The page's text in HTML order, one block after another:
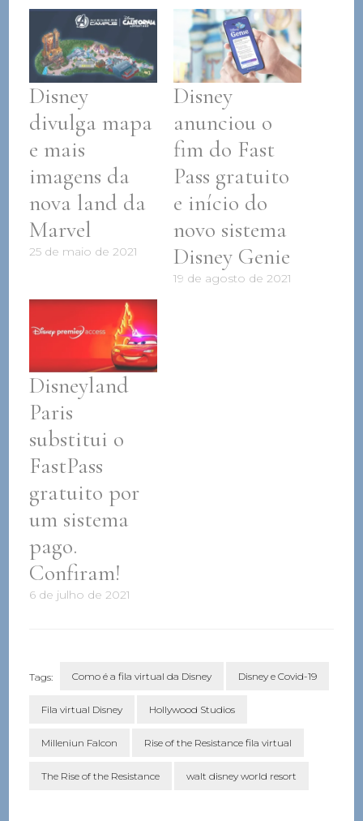
Disney
divulga mapa
e mais
imagens da
nova land da
Marvel
25 de maio de 2021
Disney
anunciou o
fim do Fast
Pass gratuito
e início do
novo sistema
Disney Genie
19 de agosto de 2021
Disneyland
Paris
substitui o
FastPass
gratuito por
um sistema
pago.
Confiram!
6 de julho de 2021
Tags: Como é a fila virtual da Disney Disney e Covid-19
Fila virtual Disney Hollywood Studios
Milleniun Falcon Rise of the Resistance fila virtual
The Rise of the Resistance walt disney world resort